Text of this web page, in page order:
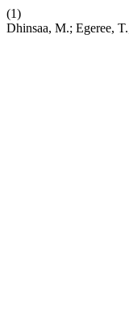
(1)
Dhinsaa, M.; Egeree,